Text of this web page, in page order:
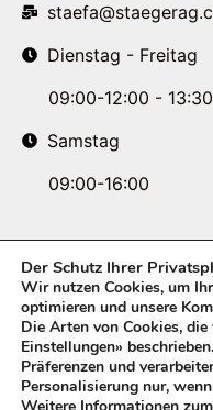
Dienstag - Freitag
09:00-12:00 -
Samstag
09:00-16:00
Der Schutz Ihrer
Wir nutzen Cookies, um
optimieren und unsere
Die Arten von Cookies,
Einstellungen»
Präferenzen und
Personalisierung nur,